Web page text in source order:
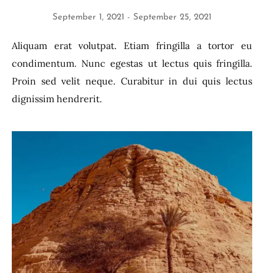
September 1, 2021 September 25, 2021
Aliquam erat volutpat. Etiam fringilla a tortor eu
condimentum. Nunc egestas ut lectus quis fringilla.
Proin sed velit neque. Curabitur in dui quis lectus
dignissim hendrerit.